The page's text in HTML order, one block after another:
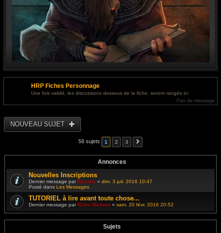
HRP Fiches Personnage
Une fois validé, les discussions dessous de la fiche, seront rangés ici
Pas de message
NOUVEAU SUJET
56 sujets 1 2 3
Annonces
Nouvelles Inscriptions
Dernier message parResane « dim. 3 juil. 2016 10:47
Posté dans Les Messages
TUTORIEL à lire avant toute chose...
Dernier message parN'Jini Mchawi « sam. 20 févr. 2016 20:52
Sujets